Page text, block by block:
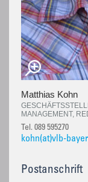
Matthias Kohn
MANAGEMENT,
Tel. 089 595270
kohn(at)vlb-
Postanschrift